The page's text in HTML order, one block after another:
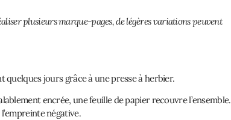
plusieurs marque-pages, de légères variations peuvent
quelques jours grâce à une presse à herbier.
encrée, une feuille de papier recouvre l’ensemble.
négative.